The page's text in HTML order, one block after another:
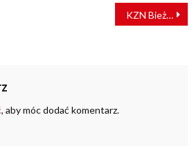
KZN Bieżanów stworzył system Switcher do przewozu rozjazdów w blokach
, aby móc dodać komentarz.